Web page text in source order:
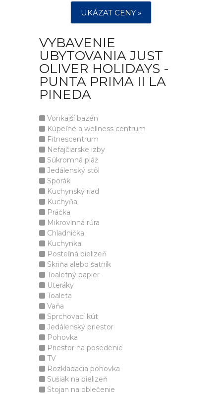
UKÁZAT CENY »
VYBAVENIE
UBYTOVANIA JUST
OLIVER HOLIDAYS -
PUNTA PRIMA II LA
PINEDA
Vonkajší bazén
Kúpeľné a wellness centrum
Fitnescentrum
Nefajčiarske izby
Súkromná pláž
Jedálenský stôl
Sporák
Kuchynský riad
Kuchyňa
Práčka
Mikrovlnná rúra
Chladnička
Kuchynka
Posteľná bielizeň
Skriňa alebo šatník
Toaletný papier
Uteráky
Toaleta
Vaňa
Sprchovací kút
Jedálenský priestor
Pohovka
Priestor na posedenie
TV
Rozkladacia pohovka
Sušiak na bielizeň
Stojan na oblečenie